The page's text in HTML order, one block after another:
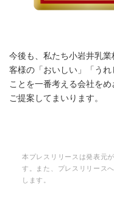
今後も、私たち小岩井乳
客様の「おいしい」「う
ことを一番考える会社を
ご提案してまいります。
本プレスリリースは発表元
す。また、プレスリリース
します。
English